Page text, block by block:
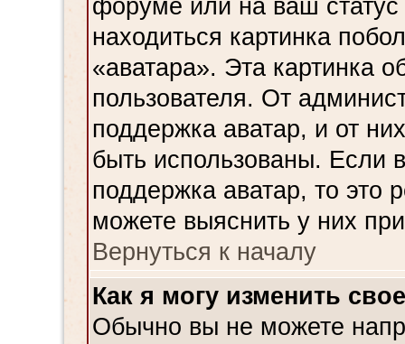
форуме или на ваш
находиться картинка
«аватара». Эта картинка
пользователя. От
поддержка аватар, и от
быть использованы. Если
поддержка аватар, то это
можете выяснить у них
Вернуться к началу
Как я могу изменить
Обычно вы не можете